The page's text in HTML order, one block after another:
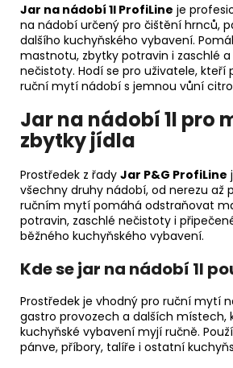
Jar na nádobí 1l ProfiLine je
na nádobí určený pro čištění hrnců,
dalšího kuchyňského vybavení.
mastnotu, zbytky potravin i zaschlé
nečistoty. Hodí se pro uživatele, kteří
ruční mytí nádobí s jemnou vůní
Jar na nádobí 1l pro
zbytky jídla
Prostředek z řady Jar P&G ProfiLine
všechny druhy nádobí, od nerezu až
ručním mytí pomáhá odstraňovat
potravin, zaschlé nečistoty i
běžného kuchyňského vybavení.
Kde se jar na nádobí 1l
Prostředek je vhodný pro ruční mytí
gastro provozech a dalších místech,
kuchyňské vybavení myjí ručně.
pánve, příbory, talíře i ostatní